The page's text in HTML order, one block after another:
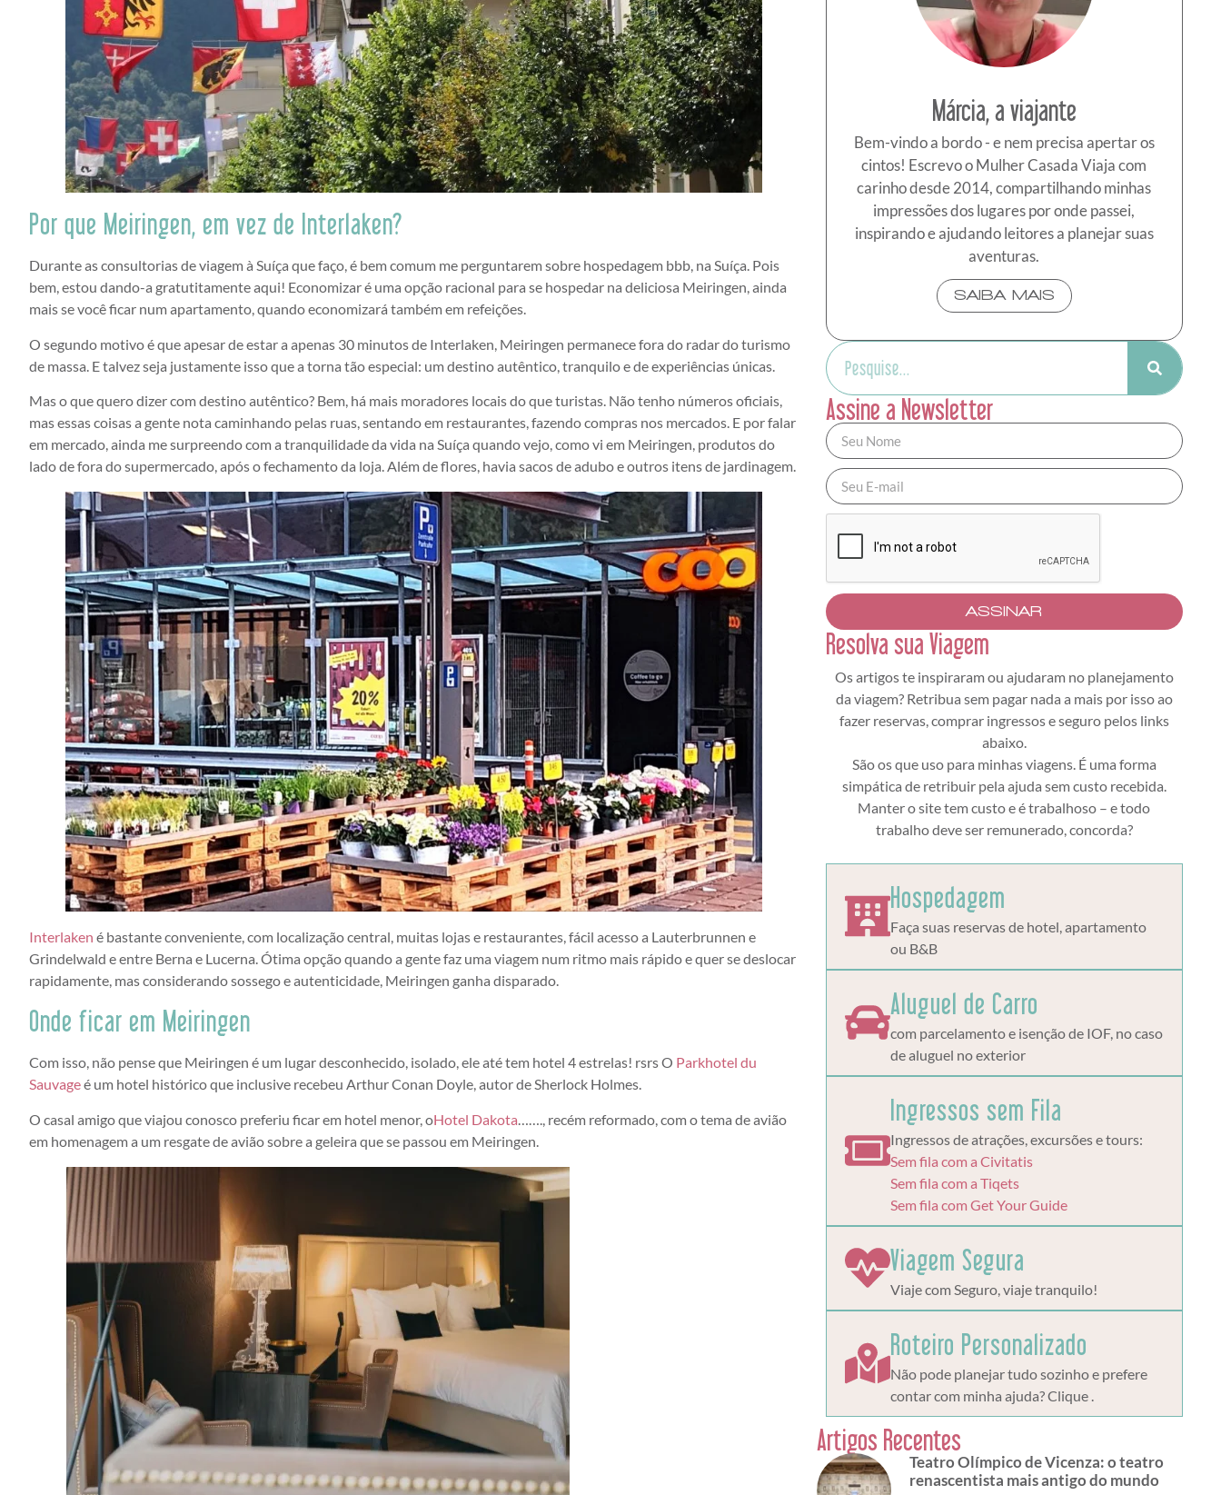
Por que Meiringen, em vez de Interlaken?
Durante as consultorias de viagem à Suíça que faço, é bem comum me perguntarem sobre hospedagem bbb, na Suíça. Pois
bem, estou dando-a gratutitamente aqui! Economizar é uma opção racional para se hospedar na deliciosa Meiringen, ainda
mais se você ficar num apartamento, quando economizará também em refeições.
O segundo motivo é que apesar de estar a apenas 30 minutos de Interlaken, Meiringen permanece fora do radar do turismo
de massa. E talvez seja justamente isso que a torna tão especial: um destino autêntico, tranquilo e de experiências únicas.
Mas o que quero dizer com destino autêntico? Bem, há mais moradores locais do que turistas. Não tenho números oficiais,
mas essas coisas a gente nota caminhando pelas ruas, sentando em restaurantes, fazendo compras nos mercados. E por falar
em mercado, ainda me surpreendo com a tranquilidade da vida na Suíça quando vejo, como vi em Meiringen, produtos do
lado de fora do supermercado, após o fechamento da loja. Além de flores, havia sacos de adubo e outros itens de jardinagem.
Interlaken é bastante conveniente, com localização central, muitas lojas e restaurantes, fácil acesso a Lauterbrunnen e
Grindelwald e entre Berna e Lucerna. Ótima opção quando a gente faz uma viagem num ritmo mais rápido e quer se deslocar
rapidamente, mas considerando sossego e autenticidade, Meiringen ganha disparado.
Onde ficar em Meiringen
Com isso, não pense que Meiringen é um lugar desconhecido, isolado, ele até tem hotel 4 estrelas! rsrs O Parkhotel du
Sauvageé um hotel histórico que inclusive recebeu Arthur Conan Doyle, autor de Sherlock Holmes.
O casal amigo que viajou conosco preferiu ficar em hotel menor, oHotel Dakota……., recém reformado, com o tema de avião
em homenagem a um resgate de avião sobre a geleira que se passou em Meiringen.
Márcia, a viajante
Bem-vindo a bordo - e nem precisa apertar os
cintos! Escrevo o Mulher Casada Viaja com
carinho desde 2014, compartilhando minhas
impressões dos lugares por onde passei,
inspirando e ajudando leitores a planejar suas
aventuras.
SAIBA MAIS
Assine a Newsletter
ASSINAR
Resolva sua Viagem
Os artigos te inspiraram ou ajudaram no planejamento
da viagem? Retribua sem pagar nada a mais por isso ao
fazer reservas, comprar ingressos e seguro pelos links
abaixo.
São os que uso para minhas viagens. É uma forma
simpática de retribuir pela ajuda sem custo recebida.
Manter o site tem custo e é trabalhoso – e todo
trabalho deve ser remunerado, concorda?
Hospedagem
Faça suas reservas de hotel, apartamento
ou B&B
Aluguel de Carro
com parcelamento e isenção de IOF, no caso
de aluguel no exterior
Ingressos sem Fila
Ingressos de atrações, excursões e tours:
Sem fila com a Civitatis
Sem fila com a Tiqets
Sem fila com Get Your Guide
Viagem Segura
Viaje com Seguro, viaje tranquilo!
Roteiro Personalizado
Não pode planejar tudo sozinho e prefere
contar com minha ajuda? Clique .
Artigos Recentes
Teatro Olímpico de Vicenza: o teatro
renascentista mais antigo do mundo